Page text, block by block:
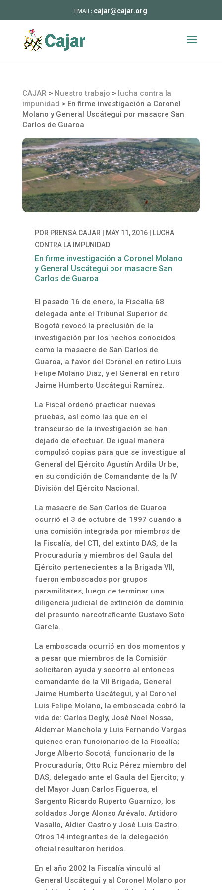
cajar@cajar.org
CAJAR > Nuestro trabajo > lucha contra la
impunidad > En firme investigación a Coronel
Molano y General Uscátegui por masacre San
Carlos de Guaroa
POR PRENSA CAJAR MAY 11, 2016|
LUCHA
CONTRA LA IMPUNIDAD
En firme investigación a Coronel Molano
y General Uscátegui por masacre San
Carlos de Guaroa
El pasado 16 de enero, la Fiscalía 68
delegada ante el Tribunal Superior de
Bogotá revocó la preclusión de la
investigación por los hechos conocidos
como la masacre de San Carlos de
Guaroa, a favor del Coronel en retiro Luis
Felipe Molano Díaz, y el General en retiro
Jaime Humberto Uscátegui Ramírez.
La Fiscal ordenó practicar nuevas
pruebas, así como las que en el
transcurso de la investigación se han
dejado de efectuar. De igual manera
compulsó copias para que se investigue al
General del Ejército Agustín Ardila Uribe,
en su condición de Comandante de la IV
División del Ejército Nacional.
La masacre de San Carlos de Guaroa
ocurrió el 3 de octubre de 1997 cuando a
una comisión integrada por miembros de
la Fiscalía, del CTI, del extinto DAS, de la
Procuraduría y miembros del Gaula del
Ejército pertenecientes a la Brigada VII,
fueron emboscados por grupos
paramilitares, luego de terminar una
diligencia judicial de extinción de dominio
del presunto narcotraficante Gustavo Soto
García.
La emboscada ocurrió en dos momentos y
a pesar que miembros de la Comisión
solicitaron ayuda y socorro al entonces
comandante de la VII Brigada, General
Jaime Humberto Uscátegui, y al Coronel
Luis Felipe Molano, la emboscada cobró la
vida de: Carlos Degly, José Noel Nossa,
Aldemar Manchola y Luis Fernando Vargas
quienes eran funcionarios de la Fiscalía;
Jorge Alberto Socotá, funcionario de la
Procuraduría; Otto Ruiz Pérez miembro del
DAS, delegado ante el Gaula del Ejercito; y
del Mayor Juan Carlos Figueroa, el
Sargento Ricardo Ruperto Guarnizo, los
soldados Jorge Alonso Arévalo, Artidoro
Vasallo, Aldier Castro y José Luis Castro.
Otros 14 integrantes de la delegación
oficial resultaron heridos.
En el año 2002 la Fiscalía vinculó al
General Uscátegui y al Coronel Molano por